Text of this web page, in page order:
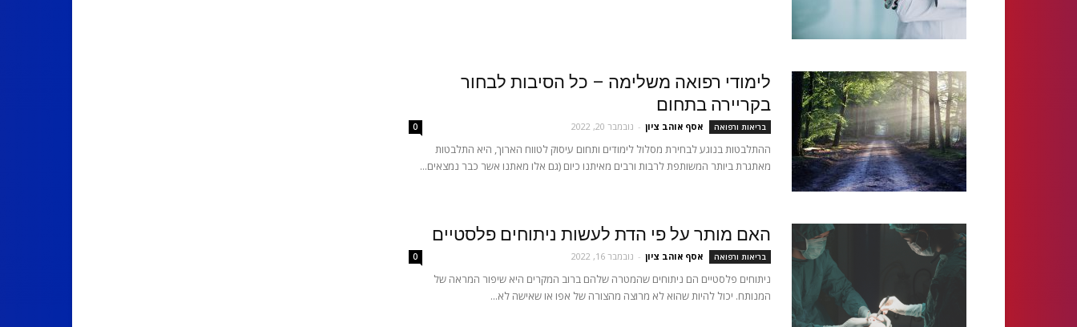
לימודי רפואה משלימה – כל הסיבות לבחור
בקריירה בתחום
בריאות ורפואה אסף אוהב ציון - נובמבר 20, 2022 0
ההתלבטות בנוגע לבחירת מסלול לימודים ותחום עיסוק לטווח הארוך, היא התלבטות
מאתגרת ביותר המשותפת לרבות ורבים מאיתנו כיום (גם אלו מאתנו אשר כבר נמצאים...
האם מותר על פי הדת לעשות ניתוחים פלסטיים
בריאות ורפואה אסף אוהב ציון - נובמבר 16, 2022 0
ניתוחים פלסטיים הם ניתוחים שהמטרה שלהם ברוב המקרים היא שיפור המראה של
המנותח. יכול להיות שהוא לא מרוצה מהצורה של אפו או שאישה לא...